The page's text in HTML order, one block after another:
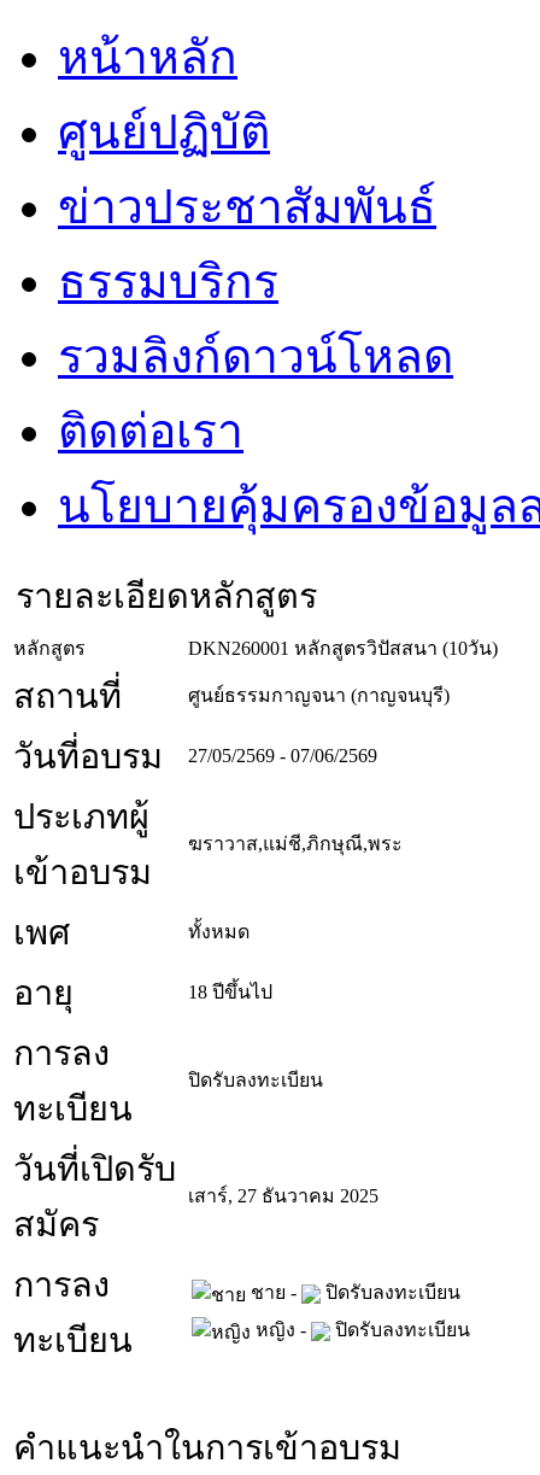
หน้าหลัก
ศูนย์ปฏิบัติ
ข่าวประชาสัมพันธ์
ธรรมบริกร
รวมลิงก์ดาวน์โหลด
ติดต่อเรา
นโยบายคุ้มครองข้อมูล
รายละเอียดหลักสูตร
หลักสูตร DKN260001 หลักสูตรวิปัสสนา (10วัน)
สถานที่ ศูนย์ธรรมกาญจนา (กาญจนบุรี)
วันที่อบรม 27/05/2569 - 07/06/2569
ประเภทผู้
เข้าอบรม
ฆราวาส,แม่ชี,ภิกษุณี,พระ
เพศ ทั้งหมด
อายุ 18 ปีขึ้นไป
การลง
ทะเบียน
ปิดรับลงทะเบียน
วันที่เปิดรับ
สมัคร
เสาร์, 27 ธันวาคม 2025
การลง
ทะเบียน
ชาย -
ปิดรับลงทะเบียน
หญิง -
ปิดรับลงทะเบียน
คำแนะนำในการเข้าอบรม